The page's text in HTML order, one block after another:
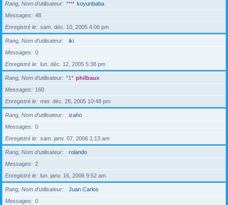
Rang, Nom d’utilisateur **** koyunbaba
Messages
48
Enregistré le
sam. déc. 10, 2005 4:06 pm
Rang, Nom d’utilisateur
iki
Messages
0
Enregistré le
lun. déc. 12, 2005 5:38 pm
Rang, Nom d’utilisateur *1* philbaux
Messages
160
Enregistré le
mer. déc. 28, 2005 10:48 pm
Rang, Nom d’utilisateur
izaho
Messages
0
Enregistré le
sam. janv. 07, 2006 1:13 am
Rang, Nom d’utilisateur
rolando
Messages
2
Enregistré le
lun. janv. 16, 2006 9:52 am
Rang, Nom d’utilisateur
Juan Carlos
Messages
0